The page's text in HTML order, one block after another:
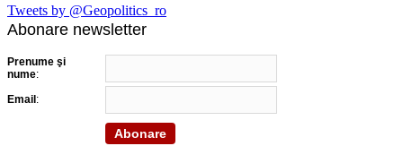
Tweets by @Geopolitics_ro
Abonare newsletter
Prenume şi
nume:
Email: